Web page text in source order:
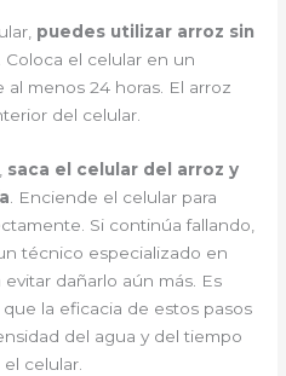
puedes utilizar arroz sin
. Coloca el celular en un
menos 24 horas. El arroz
del celular.
saca el celular del arroz y
. Enciende el celular para
Si continúa fallando,
técnico especializado en
dañarlo aún más. Es
la eficacia de estos pasos
del agua y del tiempo
celular.